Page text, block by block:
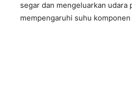
segar dan mengeluarkan udara
mempengaruhi suhu komponen